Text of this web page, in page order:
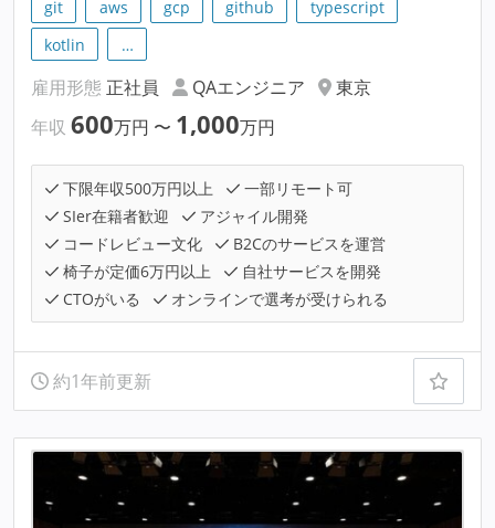
git aws gcp github
typescript
kotlin
…
雇用形態 正社員 QAエンジニア
東京
年収 600万円 〜 1,000万円
下限年収500万円以上
一部リモート可
SIer在籍者歓迎
アジャイル開発
コードレビュー文化
B2Cのサービスを運営
椅子が定価6万円以上
自社サービスを開発
CTOがいる
オンラインで選考が受けられる
約1年前更新